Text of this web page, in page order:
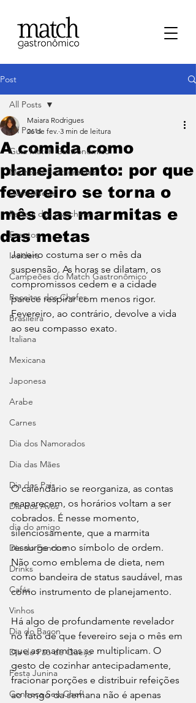
Post
All Posts
⁠Guia Match Gastronômico
Melhores Restaurantes
⁠GastroNews
Review dos matchers
Eventos
⁠Insiders
Campeões do Match Gastronômico
Receitas dos Chefes
Brasileira
Italiana
Mexicana
Japonesa
Arabe
Carnes
Dia dos Namorados
Dia das Mães
Dia dos Pais
Dia dos Avós
dia do amigo
Dia do Fondue
Drinks
Cafés
Vinhos
Dia do Bacon
Dia do Pão de Queijo
Festa Junina
Conheça Seu Chef!
All Posts
A comida como
planejamento: por que
fevereiro se torna o
mês das marmitas e
das metas
Maiara Rodrigues
26 de fev. 3 min de leitura
Janeiro costuma ser o mês da
suspensão. As horas se dilatam, os
compromissos cedem e a cidade
parece respirar com menos rigor.
Fevereiro, ao contrário, devolve a vida
ao seu compasso exato.
O calendário se reorganiza, as contas
reaparecem, os horários voltam a ser
cobrados. É nesse momento,
silenciosamente, que a marmita
ressurge como símbolo de ordem.
Não como emblema de dieta, nem
como bandeira de status saudável, mas
como instrumento de planejamento.
Há algo de profundamente revelador
no fato de que fevereiro seja o mês em
que as marmitas se multiplicam. O
gesto de cozinhar antecipadamente,
fracionar porções e distribuir refeições
ao longo da semana não é apenas